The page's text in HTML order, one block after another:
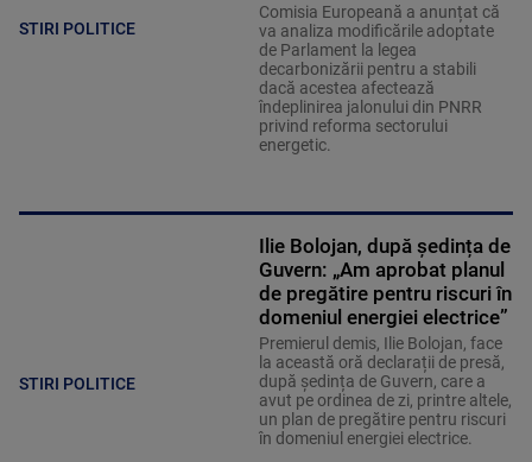
STIRI POLITICE
Comisia Europeană a anunțat că
va analiza modificările adoptate
de Parlament la legea
decarbonizării pentru a stabili
dacă acestea afectează
îndeplinirea jalonului din PNRR
privind reforma sectorului
energetic.
STIRI POLITICE
Ilie Bolojan, după ședința de
Guvern: „Am aprobat planul
de pregătire pentru riscuri în
domeniul energiei electrice”
Premierul demis, Ilie Bolojan, face
la această oră declarații de presă,
după ședința de Guvern, care a
avut pe ordinea de zi, printre altele,
un plan de pregătire pentru riscuri
în domeniul energiei electrice.